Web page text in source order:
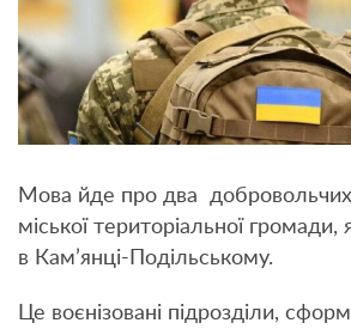
Мова йде про два
міської територіальної громади,
в Кам’янці-Подільському.
Це воєнізовані підрозділи,